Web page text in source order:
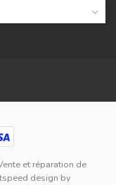
et réparation de
design by